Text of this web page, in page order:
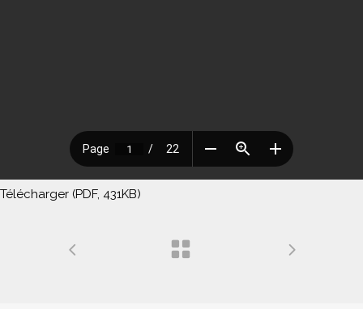
Télécharger (PDF, 431KB)